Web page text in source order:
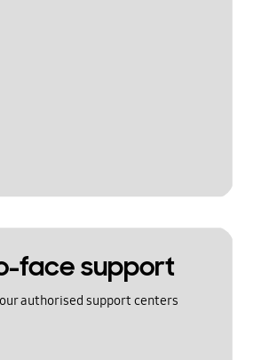
face support
authorised support centers